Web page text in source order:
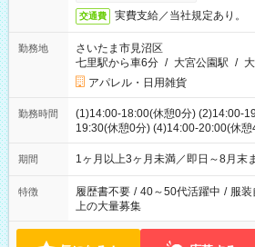
交通費 実費支給／当社規定あり。
勤務地
さいたま市見沼区
七里駅から車6分 / 大宮公園駅 /
アパレル・日用雑貨
勤務時間
(1)14:00-18:00(休憩0分) (2)14:00-
19:30(休憩0分) (4)14:00-20:00(休
ます
期間 1ヶ月以上3ヶ月未満／即日～8月末
特徴 履歴書不要 / 40～50代活躍中 / 服装
上の大量募集